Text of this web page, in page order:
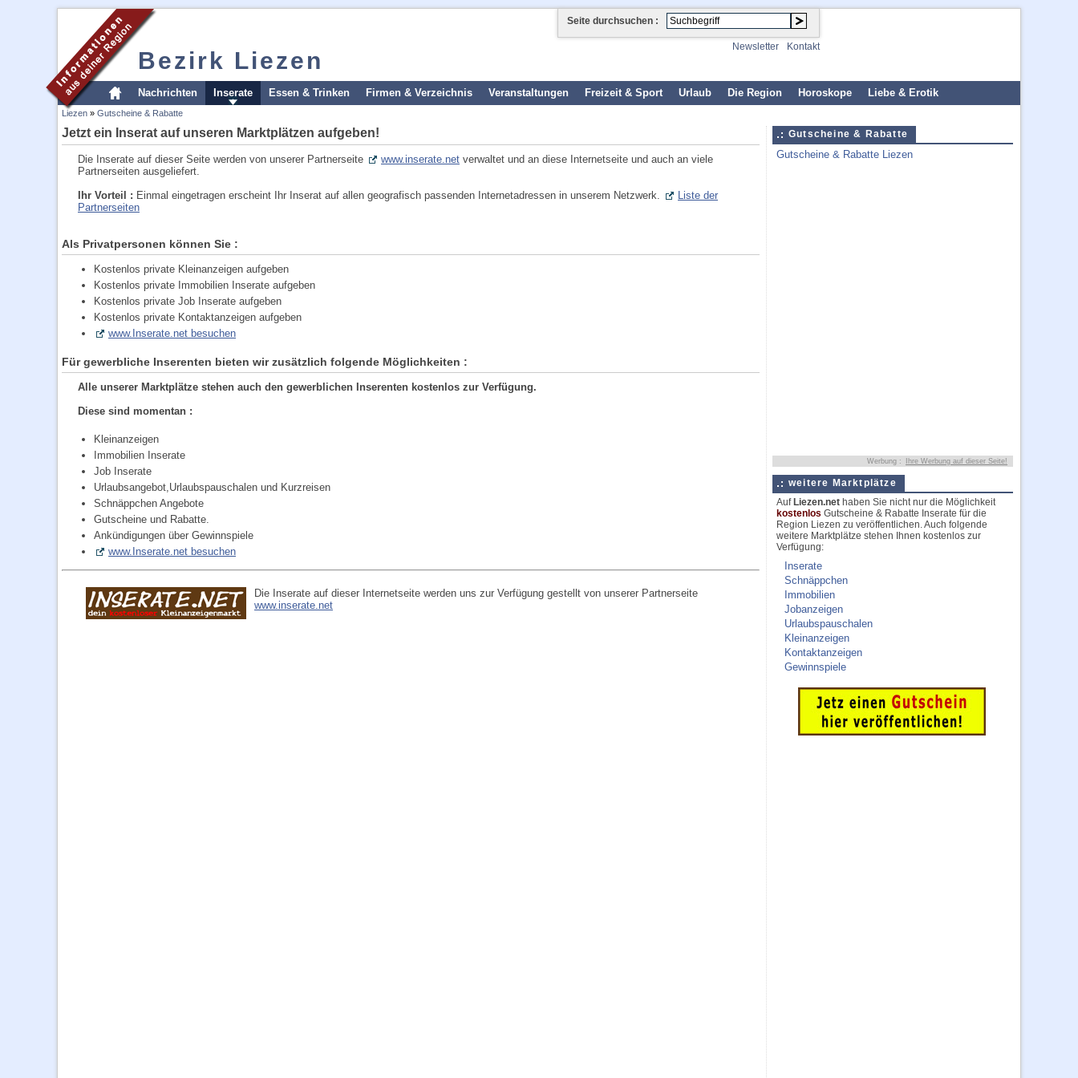
Bezirk Liezen
Seite durchsuchen :
Newsletter Kontakt
Nachrichten Inserate Essen & Trinken Firmen & Verzeichnis Veranstaltungen Freizeit & Sport Urlaub Die Region Horoskope Liebe & Erotik
Liezen » Gutscheine & Rabatte
Jetzt ein Inserat auf unseren Marktplätzen aufgeben!
Die Inserate auf dieser Seite werden von unserer Partnerseite www.inserate.net verwaltet und an diese Internetseite und auch an viele
Partnerseiten ausgeliefert.
Ihr Vorteil : Einmal eingetragen erscheint Ihr Inserat auf allen geografisch passenden Internetadressen in unserem Netzwerk.
Liste der
Partnerseiten
Als Privatpersonen können Sie :
Kostenlos private Kleinanzeigen aufgeben
Kostenlos private Immobilien Inserate aufgeben
Kostenlos private Job Inserate aufgeben
Kostenlos private Kontaktanzeigen aufgeben
www.Inserate.net besuchen
Für gewerbliche Inserenten bieten wir zusätzlich folgende Möglichkeiten :
Alle unserer Marktplätze stehen auch den gewerblichen Inserenten kostenlos zur Verfügung.
Diese sind momentan :
Kleinanzeigen
Immobilien Inserate
Job Inserate
Urlaubsangebot,Urlaubspauschalen und Kurzreisen
Schnäppchen Angebote
Gutscheine und Rabatte.
Ankündigungen über Gewinnspiele
www.Inserate.net besuchen
Die Inserate auf dieser Internetseite werden uns zur Verfügung gestellt von unserer Partnerseite
www.inserate.net
Gutscheine & Rabatte
Gutscheine & Rabatte Liezen
Werbung : Ihre Werbung auf dieser Seite!
weitere Marktplätze
Auf Liezen.net haben Sie nicht nur die Möglichkeit
kostenlos Gutscheine & Rabatte Inserate für die
Region Liezen zu veröffentlichen. Auch folgende
weitere Marktplätze stehen Ihnen kostenlos zur
Verfügung:
Inserate
Schnäppchen
Immobilien
Jobanzeigen
Urlaubspauschalen
Kleinanzeigen
Kontaktanzeigen
Gewinnspiele